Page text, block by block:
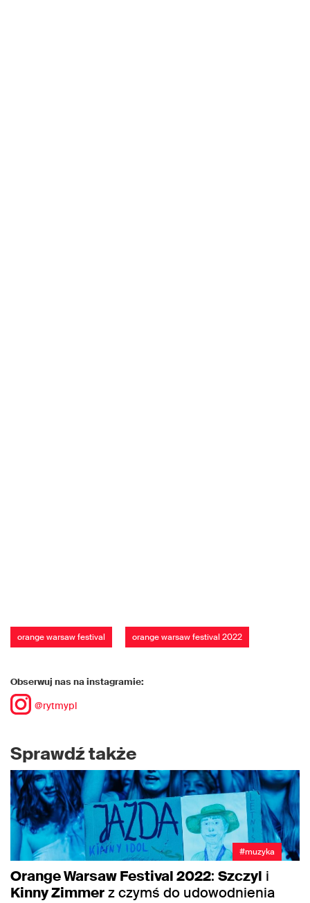
orange warsaw festival orange warsaw festival 2022
Obserwuj nas na instagramie:
@rytmypl
Sprawdź także
#muzyka
Orange Warsaw Festival 2022: Szczyl i
Kinny Zimmerz czymś do udowodnienia